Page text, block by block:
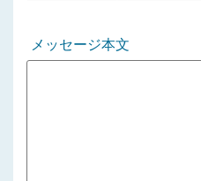
メッセージ本文